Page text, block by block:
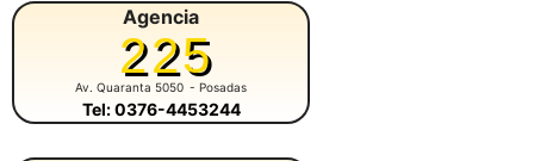
Agencia
225
Av. Quaranta 5050 - Posadas
Tel: 0376-4453244